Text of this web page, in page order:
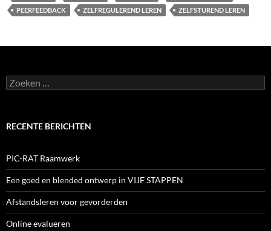
PEERFEEDBACK
ZELFREGULEREND LEREN ZELFSTUREND LEREN
Zoeken
naar:
RECENTE BERICHTEN
PIC-RAT Raamwerk
Een goed en blended ontwerp in VIJF STAPPEN
Afstandsleren voor gevorderden
Online evalueren